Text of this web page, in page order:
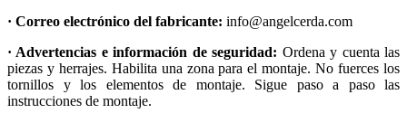
· Correo electrónico del fabricante: info@angelcerda.com
· Advertencias e información de seguridad: Ordena y cuenta las
piezas y herrajes. Habilita una zona para el montaje. No fuerces los
tornillos y los elementos de montaje. Sigue paso a paso las
instrucciones de montaje.